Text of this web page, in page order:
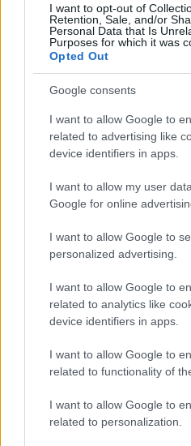
I want to opt-out of
Retention, Sale, and/or
Personal Data that Is
Purposes for which it was
Opted Out
Google consents
I want to allow Google to
related to advertising like
device identifiers in apps.
I want to allow my user
Google for online
I want to allow Google to
personalized advertising.
I want to allow Google to
related to analytics like
device identifiers in apps.
I want to allow Google to
related to functionality of
I want to allow Google to
related to personalization.
Politika Zene Hip-hop
ELSTARTOLT A
AZ